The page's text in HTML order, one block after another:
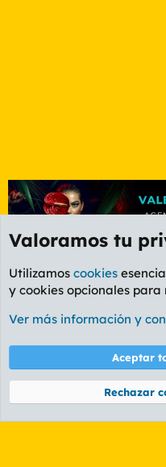
Foro Informática y
Cookies
PL
Términos y
Community platform by XenForo® ©
Valoramos tu
Utilizamos cookies
y cookies opcionales
Ver más información y
Aceptar
Rechazar